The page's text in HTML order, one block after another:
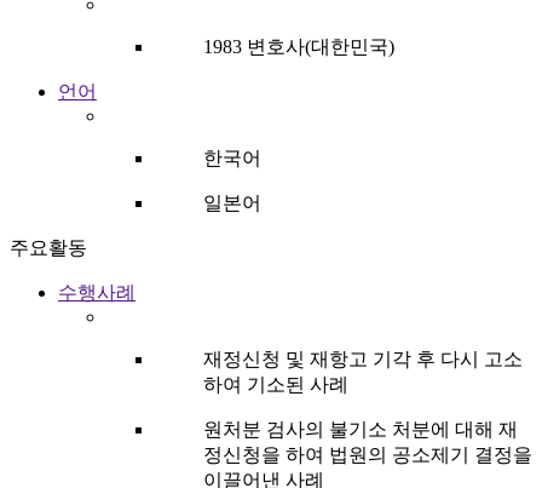
1983 변호사(대한민국)
언어
한국어
일본어
주요활동
수행사례
재정신청 및 재항고 기각 후 다시 고소
하여 기소된 사례
원처분 검사의 불기소 처분에 대해 재
정신청을 하여 법원의 공소제기 결정을
이끌어낸 사례